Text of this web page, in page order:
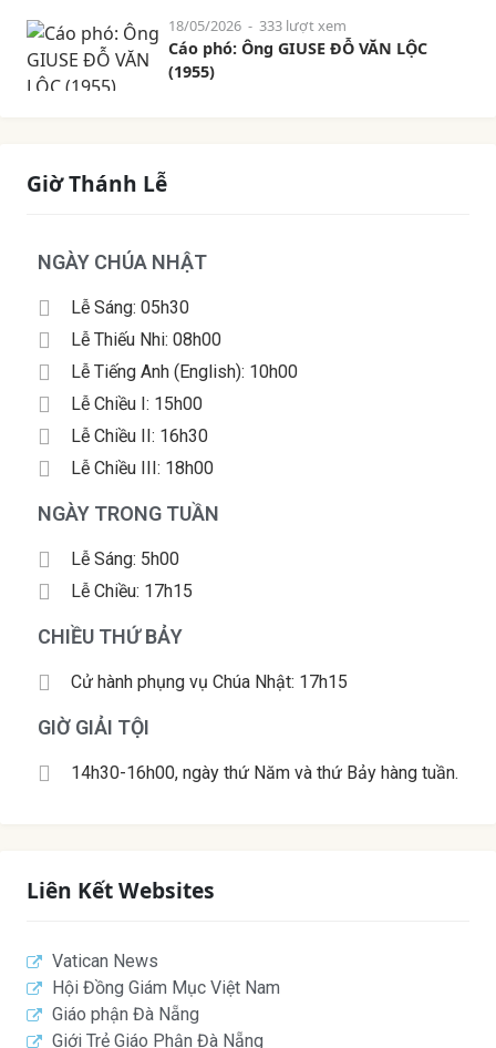
18/05/2026 - 333 lượt xem
Cáo phó: Ông GIUSE ĐỖ VĂN LỘC
(1955)
Giờ Thánh Lễ
NGÀY CHÚA NHẬT
Lễ Sáng: 05h30
Lễ Thiếu Nhi: 08h00
Lễ Tiếng Anh (English): 10h00
Lễ Chiều I: 15h00
Lễ Chiều II: 16h30
Lễ Chiều III: 18h00
NGÀY TRONG TUẦN
Lễ Sáng: 5h00
Lễ Chiều: 17h15
CHIỀU THỨ BẢY
Cử hành phụng vụ Chúa Nhật: 17h15
GIỜ GIẢI TỘI
14h30-16h00, ngày thứ Năm và thứ Bảy hàng tuần.
Liên Kết Websites
Vatican News
Hội Đồng Giám Mục Việt Nam
Giáo phận Đà Nẵng
Giới Trẻ Giáo Phận Đà Nẵng